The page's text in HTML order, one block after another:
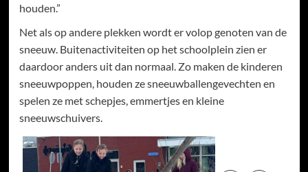
houden.”
Net als op andere plekken wordt er volop genoten van de
sneeuw. Buitenactiviteiten op het schoolplein zien er
daardoor anders uit dan normaal. Zo maken de kinderen
sneeuwpoppen, houden ze sneeuwballengevechten en
spelen ze met schepjes, emmertjes en kleine
sneeuwschuivers.